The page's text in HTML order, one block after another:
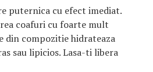
puternica cu efect imediat.
coafuri cu foarte mult
din compozitie hidrateaza
sau lipicios. Lasa-ti libera